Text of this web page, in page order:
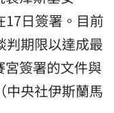
17日簽署。目前
判期限以達成最
簽署的文件與
中央社伊斯蘭馬